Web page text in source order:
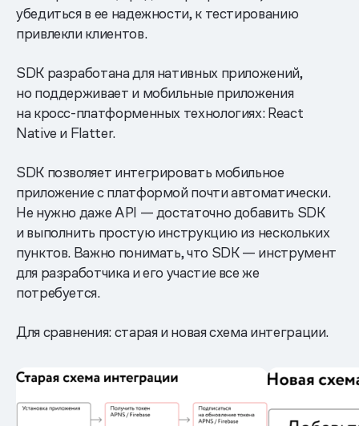
убедиться в ее надежности, к тестированию
привлекли клиентов.
SDK разработана для нативных приложений,
но поддерживает и мобильные приложения
на кросс-платформенных технологиях: React
Native и Flatter.
SDK позволяет интегрировать мобильное
приложение с платформой почти автоматически.
Не нужно даже API — достаточно добавить SDK
и выполнить простую инструкцию из нескольких
пунктов. Важно понимать, что SDK — инструмент
для разработчика и его участие все же
потребуется.
Для сравнения: старая и новая схема интеграции.